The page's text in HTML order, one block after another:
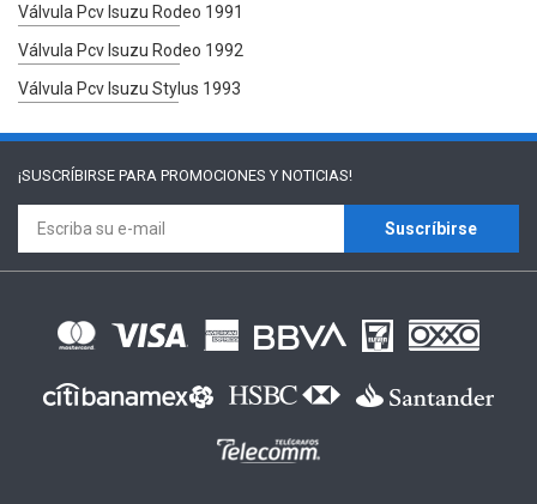
Válvula Pcv Isuzu Rodeo 1991
Válvula Pcv Isuzu Rodeo 1992
Válvula Pcv Isuzu Stylus 1993
¡SUSCRÍBIRSE PARA PROMOCIONES Y NOTICIAS!
Suscríbirse